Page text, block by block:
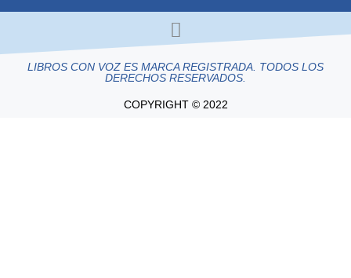
LIBROS CON VOZ ES MARCA REGISTRADA. TODOS LOS
DERECHOS RESERVADOS.
COPYRIGHT © 2022